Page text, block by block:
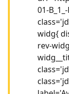
01-
widg{
rev-